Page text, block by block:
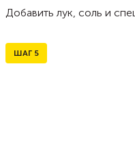
Добавить лук, соль и
ШАГ 5